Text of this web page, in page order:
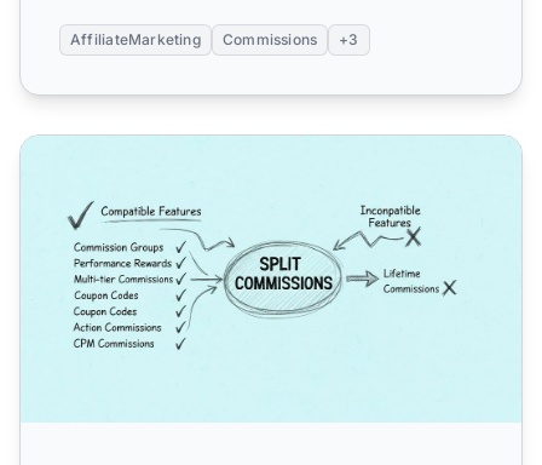
AffiliateMarketing Commissions +3
Compatibiliteit van Gesplitste Commissies: Welke